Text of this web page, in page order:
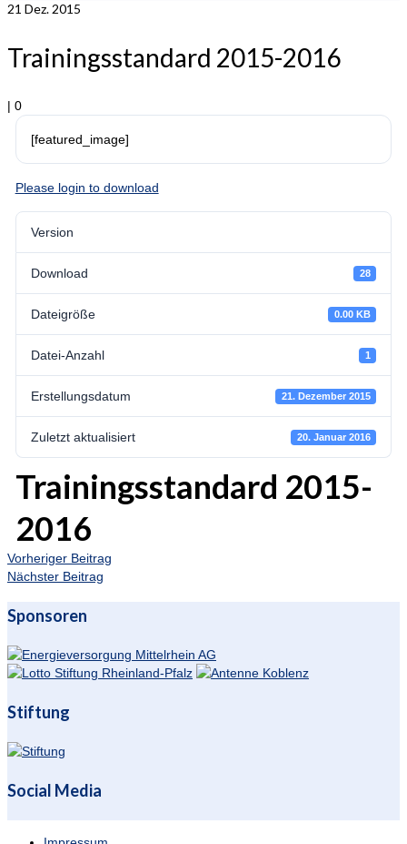
21 Dez. 2015
Trainingsstandard 2015-2016
| 0
[featured_image]
Please login to download
Version
Download 28
Dateigröße 0.00 KB
Datei-Anzahl 1
Erstellungsdatum 21. Dezember 2015
Zuletzt aktualisiert 20. Januar 2016
Trainingsstandard 2015-
2016
Vorheriger Beitrag
Nächster Beitrag
Sponsoren
Stiftung
Social Media